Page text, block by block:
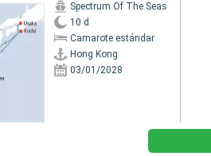
Spectrum Of The Seas
10 d
Camarote estándar
Hong Kong
03/01/2028